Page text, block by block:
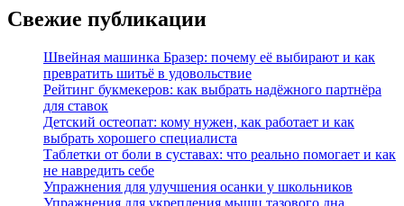
Свежие публикации
Швейная машинка Бразер: почему её выбирают и как
превратить шитьё в удовольствие
Рейтинг букмекеров: как выбрать надёжного партнёра
для ставок
Детский остеопат: кому нужен, как работает и как
выбрать хорошего специалиста
Таблетки от боли в суставах: что реально помогает и как
не навредить себе
Упражнения для улучшения осанки у школьников
Упражнения для укрепления мышц тазового дна